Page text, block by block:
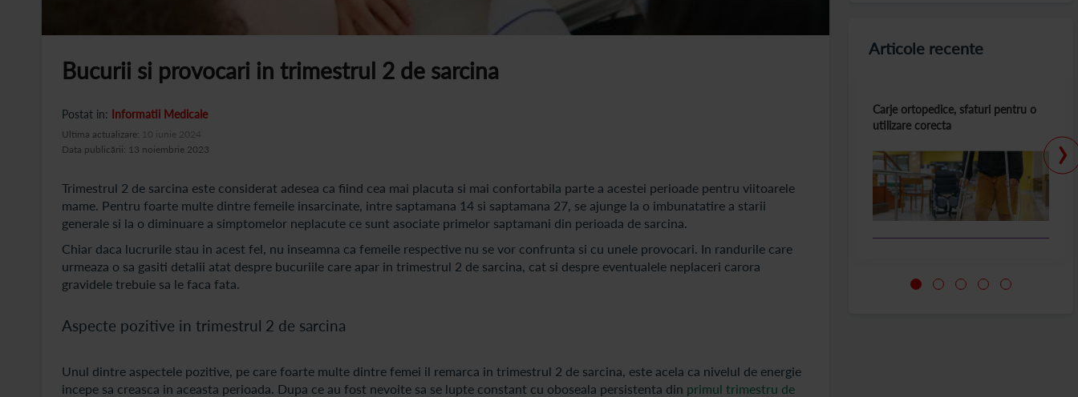
Bucurii si provocari in trimestrul 2 de sarcina
Postat in: Informatii Medicale
Data publicării: 13 noiembrie 2023
Ultima actualizare: 10 iunie 2024
Trimestrul 2 de sarcina este considerat adesea ca fiind cea mai placuta si mai confortabila parte a acestei perioade pentru viitoarele
mame. Pentru foarte multe dintre femeile insarcinate, intre saptamana 14 si saptamana 27, se ajunge la o imbunatatire a starii
generale si la o diminuare a simptomelor neplacute ce sunt asociate primelor saptamani din perioada de sarcina.
Chiar daca lucrurile stau in acest fel, nu inseamna ca femeile respective nu se vor confrunta si cu unele provocari. In randurile care
urmeaza o sa gasiti detalii atat despre bucuriile care apar in trimestrul 2 de sarcina, cat si despre eventualele neplaceri carora
gravidele trebuie sa le faca fata.
Aspecte pozitive in trimestrul 2 de sarcina
Unul dintre aspectele pozitive, pe care foarte multe dintre femei il remarca in trimestrul 2 de sarcina, este acela ca nivelul de energie
incepe sa creasca in aceasta perioada. Dupa ce au fost nevoite sa se lupte constant cu oboseala persistenta din primul trimestru de
Articole recente
Carje ortopedice, sfaturi pentru o
utilizare corecta
›